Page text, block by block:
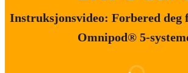
Instruksjonsvideo: Forbered deg
Omnipod® 5-